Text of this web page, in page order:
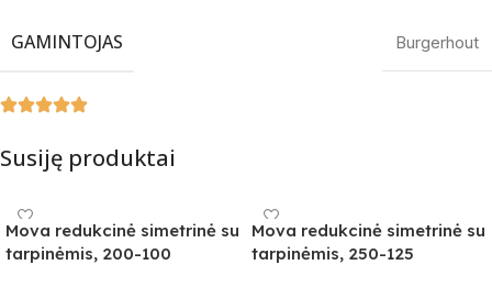
GAMINTOJAS Burgerhout
Susiję produktai
Mova redukcinė simetrinė su
tarpinėmis, 200-100
Mova redukcinė simetrinė su
tarpinėmis, 250-125